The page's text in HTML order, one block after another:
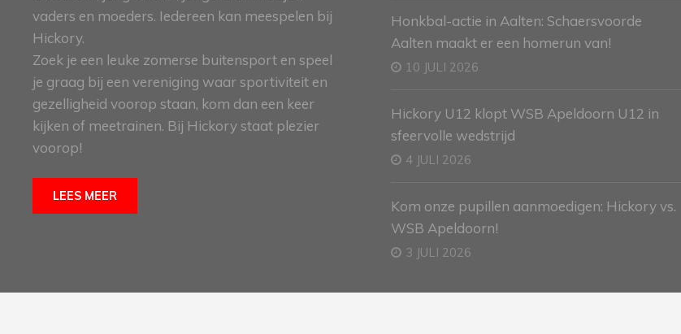
vaders en moeders. Iedereen kan meespelen bij
Hickory.
Zoek je een leuke zomerse buitensport en speel
je graag bij een vereniging waar sportiviteit en
gezelligheid voorop staan, kom dan een keer
kijken of meetrainen. Bij Hickory staat plezier
voorop!
LEES MEER
Honkbal-actie in Aalten: Schaersvoorde
Aalten maakt er een homerun van!
10 JULI 2026
Hickory U12 klopt WSB Apeldoorn U12 in
sfeervolle wedstrijd
4 JULI 2026
Kom onze pupillen aanmoedigen: Hickory vs.
WSB Apeldoorn!
3 JULI 2026